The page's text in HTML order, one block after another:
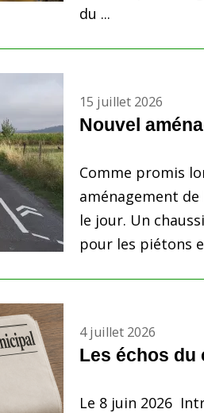
du ...
15 juillet 2026
Nouvel
Comme promis
aménagement
le jour. Un
pour les piétons
4 juillet 2026
Les échos du
Le 8 juin 2026